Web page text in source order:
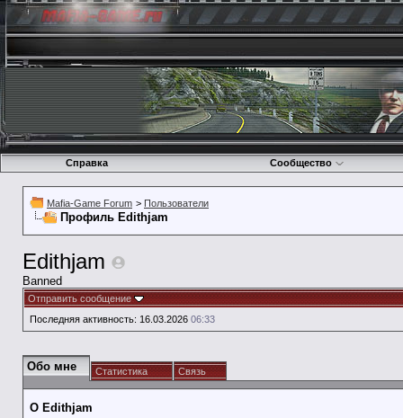
Справка Сообщество
Mafia-Game Forum > Пользователи
Профиль Edithjam
Edithjam
Banned
Отправить сообщение
Последняя активность: 16.03.2026 06:33
Обо мне Статистика Связь
О Edithjam